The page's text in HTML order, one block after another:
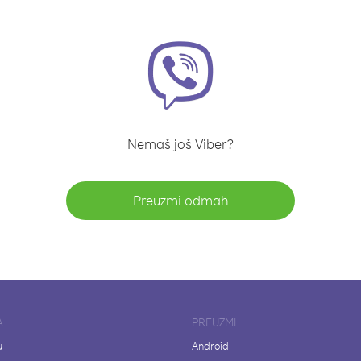
Nemaš još Viber?
Preuzmi odmah
PREUZMI
Android